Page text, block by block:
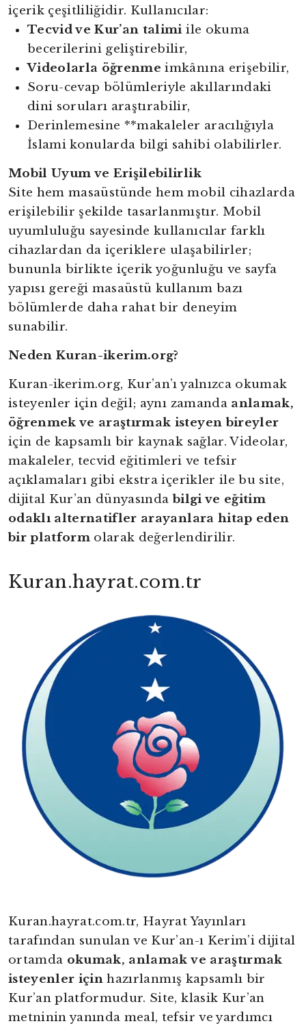
içerik çeşitliliğidir. Kullanıcılar:
Tecvid ve Kur’an talimiile okuma
becerilerini geliştirebilir,
Videolarla öğrenme imkânına erişebilir,
Soru-cevap bölümleriyle akıllarındaki
dini soruları araştırabilir,
Derinlemesine **makaleler aracılığıyla
İslami konularda bilgi sahibi olabilirler.
Mobil Uyum ve Erişilebilirlik
Site hem masaüstünde hem mobil cihazlarda
erişilebilir şekilde tasarlanmıştır. Mobil
uyumluluğu sayesinde kullanıcılar farklı
cihazlardan da içeriklere ulaşabilirler;
bununla birlikte içerik yoğunluğu ve sayfa
yapısı gereği masaüstü kullanım bazı
bölümlerde daha rahat bir deneyim
sunabilir.
Neden Kuran-ikerim.org?
Kuran-ikerim.org, Kur’an’ı yalnızca okumak
isteyenler için değil; aynı zamanda anlamak,
öğrenmek ve araştırmak isteyen bireyler
için de kapsamlı bir kaynak sağlar. Videolar,
makaleler, tecvid eğitimleri ve tefsir
açıklamaları gibi ekstra içerikler ile bu site,
dijital Kur’an dünyasındabilgi ve eğitim
odaklı alternatifler arayanlara hitap eden
bir platform olarak değerlendirilir.
Kuran.hayrat.com.tr
Kuran.hayrat.com.tr, Hayrat Yayınları
tarafından sunulan ve Kur’an-ı Kerim’i dijital
ortamda okumak, anlamak ve araştırmak
isteyenler için hazırlanmış kapsamlı bir
Kur’an platformudur. Site, klasik Kur’an
metninin yanında meal, tefsir ve yardımcı